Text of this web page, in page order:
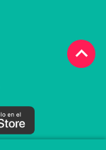
keyboard_arrow_up